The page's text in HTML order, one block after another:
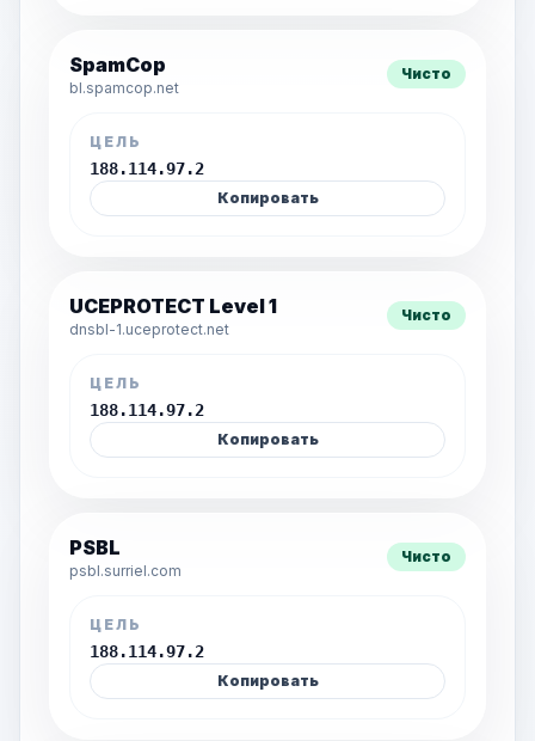
SpamCop
bl.spamcop.net
Чисто
ЦЕЛЬ
188.114.97.2
Копировать
UCEPROTECT Level 1
dnsbl-1.uceprotect.net
Чисто
ЦЕЛЬ
188.114.97.2
Копировать
PSBL
psbl.surriel.com
Чисто
ЦЕЛЬ
188.114.97.2
Копировать